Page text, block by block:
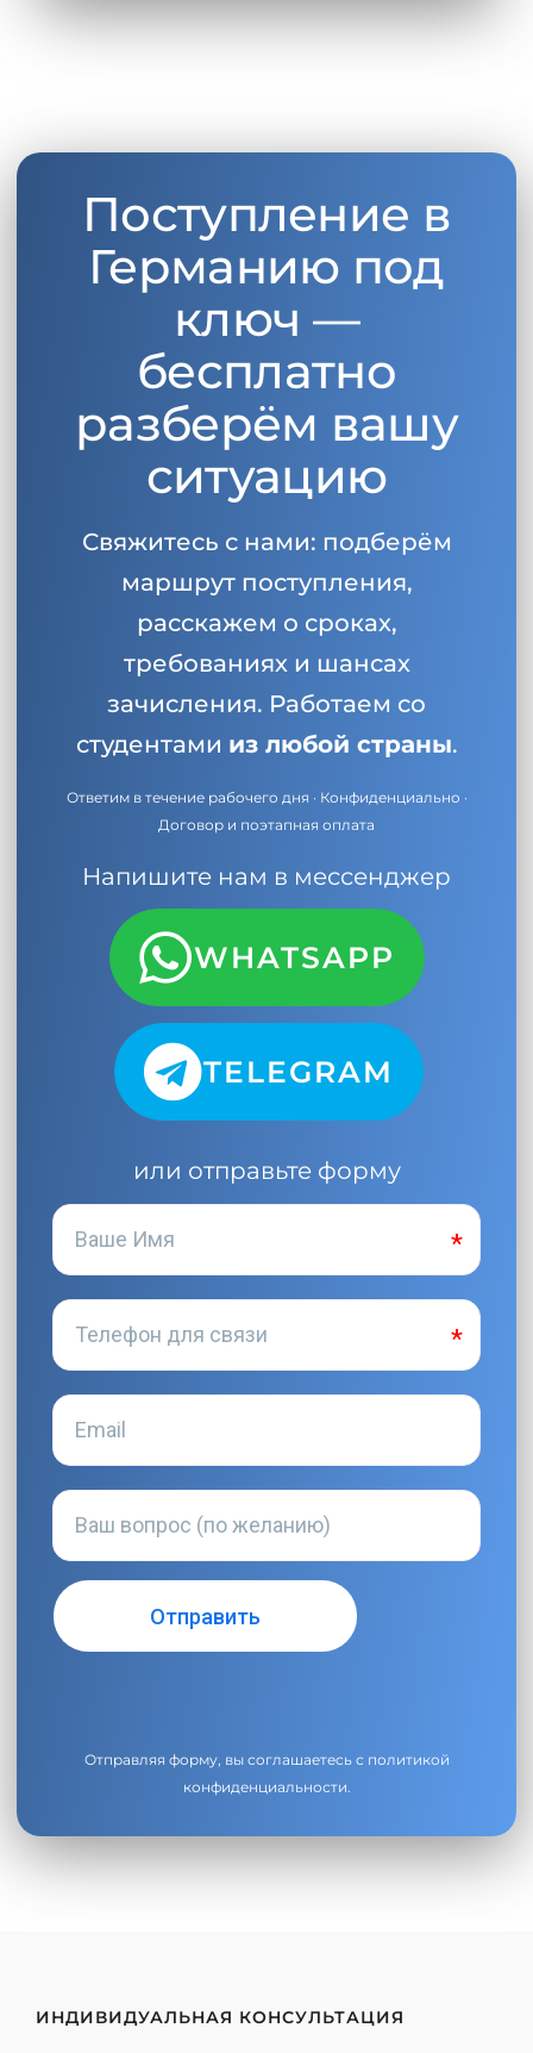
Поступление в
Германию под
ключ —
бесплатно
разберём вашу
ситуацию
Свяжитесь с нами: подберём
маршрут поступления,
расскажем о сроках,
требованиях и шансах
зачисления. Работаем со
студентами из любой страны.
Ответим в течение рабочего дня · Конфиденциально ·
Договор и поэтапная оплата
Напишите нам в мессенджер
WHATSAPP
TELEGRAM
или отправьте форму
Отправляя форму, вы соглашаетесь с политикой
конфиденциальности.
ИНДИВИДУАЛЬНАЯ КОНСУЛЬТАЦИЯ